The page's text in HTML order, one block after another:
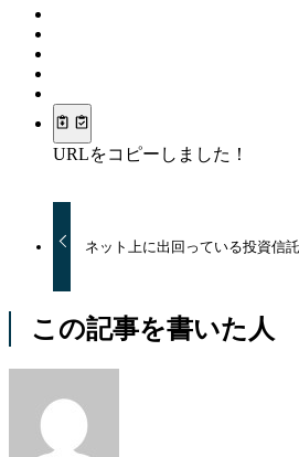
URLをコピーしました！
ネット上に出回っている投資信
この記事を書いた人